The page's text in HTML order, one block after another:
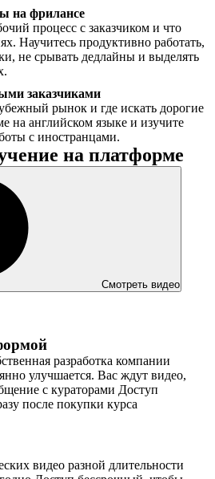
на фрилансе
процесс с заказчиком и что
Научитесь продуктивно работать,
не срывать дедлайны и выделять
заказчиками
рынок и где искать дорогие
на английском языке и изучите
с иностранцами.
на платформе
Смотреть видео
разработка компании
улучшается. Вас ждут видео,
с кураторами Доступ
после покупки курса
видео разной длительности